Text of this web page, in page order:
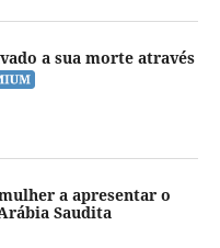
a sua morte através
a apresentar o
Saudita